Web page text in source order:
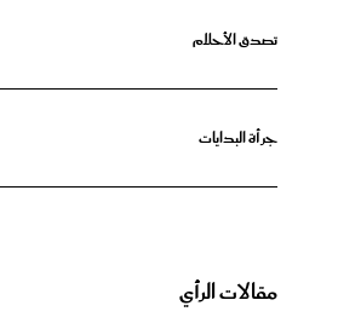
تصدق الأحلام
جرأة البدايات
مقالات الرأي